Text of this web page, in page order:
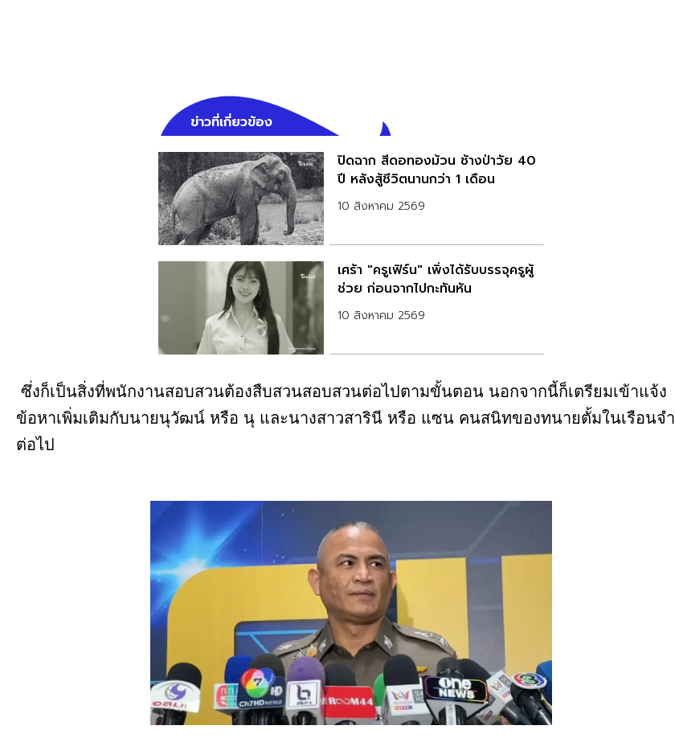
ข่าวที่เกี่ยวข้อง
ปิดฉาก สีดอทองม้วน ช้างป่าวัย 40
ปี หลังสู้ชีวิตนานกว่า 1 เดือน
10 สิงหาคม 2569
เศร้า "ครูเฟิร์น" เพิ่งได้รับบรรจุครูผู้
ช่วย ก่อนจากไปกะทันหัน
10 สิงหาคม 2569
ซึ่งก็เป็นสิ่งที่พนักงานสอบสวนต้องสืบสวนสอบสวนต่อไปตามขั้นตอน นอกจากนี้ก็เตรียมเข้าแจ้ง
ข้อหาเพิ่มเติมกับนายนุวัฒน์ หรือ นุ และนางสาวสารินี หรือ แซน คนสนิทของทนายตั้มในเรือนจำ
ต่อไป